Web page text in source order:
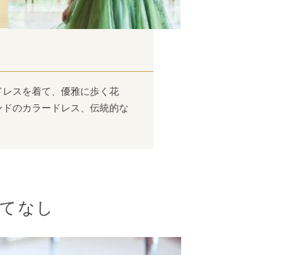
スを着て、優雅に歩く花
のカラードレス、伝統的な
なし